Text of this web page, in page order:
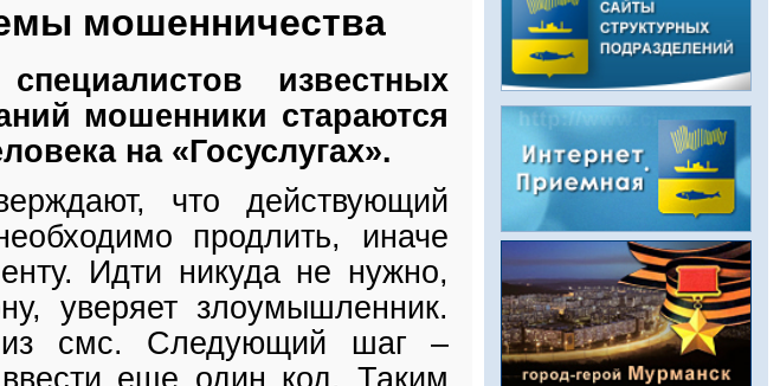
мошенничества
известных
мошенники стараются
на «Госуслугах».
что действующий
продлить, иначе
Идти никуда не нужно,
уверяет злоумышленник.
из смс. Следующий шаг –
еще один код. Таким